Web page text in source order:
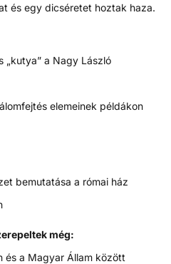
és egy dicséretet hoztak haza.
„kutya” a Nagy László
elemeinek példákon
bemutatása a római ház
még:
és a Magyar Állam között